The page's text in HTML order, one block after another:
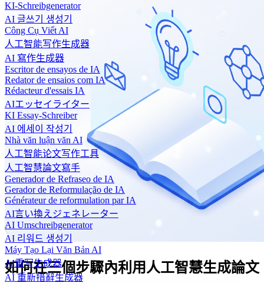
KI-Schreibgenerator
AI 글쓰기 생성기
Công Cụ Viết AI
人工智能写作生成器
AI 寫作生成器
Escritor de ensayos de IA
Redator de ensaios com IA
Rédacteur d'essais IA
AIエッセイライター
KI Essay-Schreiber
AI 에세이 작성기
Nhà văn luận văn AI
人工智能论文写作工具
人工智慧論文寫手
Generador de Refraseo de IA
Gerador de Reformulação de IA
Générateur de reformulation par IA
AI言い換えジェネレーター
AI Umschreibgenerator
AI 리워드 생성기
Máy Tạo Lại Văn Bản AI
AI重写生成器
AI 重新措辭生成器
如何在三個步驟內利用人工智慧生成論文